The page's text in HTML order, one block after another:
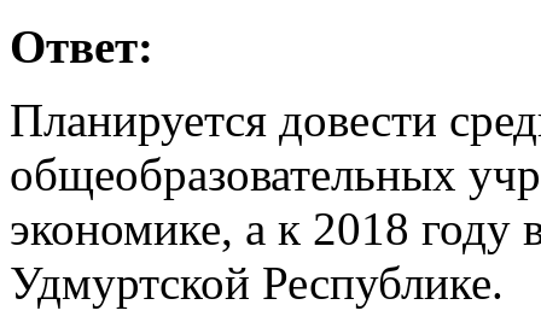
Ответ:
Планируется довести
общеобразовательных
экономике, а к 2018 году
Удмуртской Республике.